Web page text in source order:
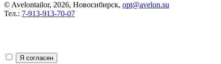
© Avelontailor, 2026, Новосибирск, opt@avelon.su
Тел.: 7-913-913-70-07